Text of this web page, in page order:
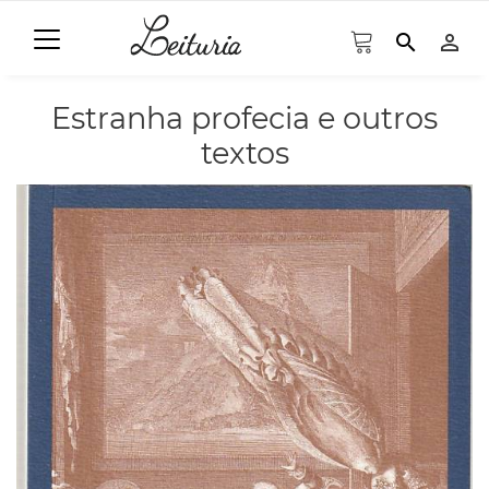
search person_outline
Estranha profecia e outros
textos